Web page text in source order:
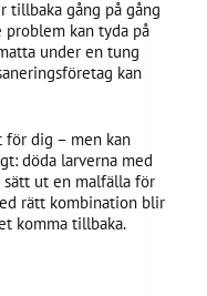
tillbaka gång på gång
kan tyda på
under en tung
kan
för dig – men kan
döda larverna med
ut en malfälla för
rätt kombination blir
komma tillbaka.